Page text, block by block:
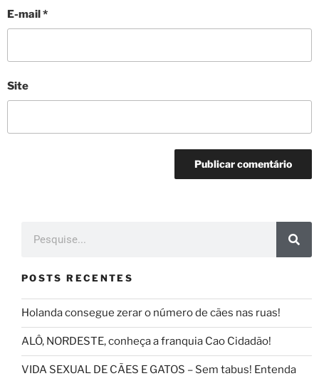
E-mail*
Site
POSTS RECENTES
Holanda consegue zerar o número de cães nas ruas!
ALÔ, NORDESTE, conheça a franquia Cao Cidadão!
VIDA SEXUAL DE CÃES E GATOS – Sem tabus! Entenda